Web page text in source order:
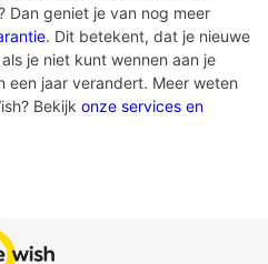
Dan geniet je van nog meer
. Dit betekent, dat je nieuwe
je niet kunt wennen aan je
een jaar verandert. Meer weten
Bekijk onze services en